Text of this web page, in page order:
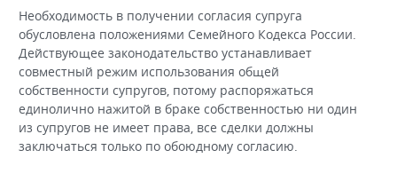
Необходимость в получении согласия супруга
обусловлена положениями Семейного Кодекса России.
Действующее законодательство устанавливает
совместный режим использования общей
собственности супругов, потому распоряжаться
единолично нажитой в браке собственностью ни один
из супругов не имеет права, все сделки должны
заключаться только по обоюдному согласию.